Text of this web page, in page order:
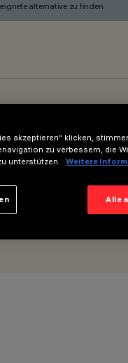
alternative zu finden.
akzeptieren“ klicken,
zu verbessern, die
unterstützen.
Weitere
Alle